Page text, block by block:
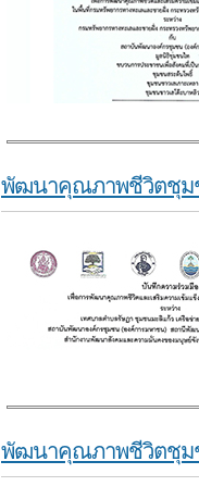
พัฒนาคุณภาพชีวิตชุม
พัฒนาคุณภาพชีวิตชุม